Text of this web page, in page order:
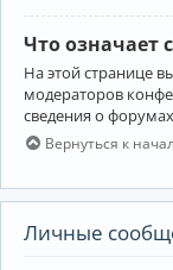
Что означает
На этой странице
модераторов
сведения о
Вернуться к
Личные